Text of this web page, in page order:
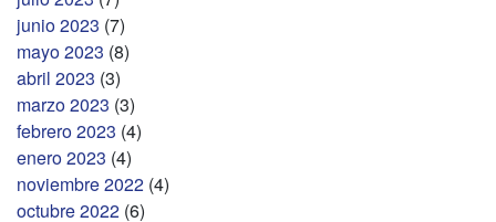
junio 2023 (7)
mayo 2023 (8)
abril 2023 (3)
marzo 2023 (3)
febrero 2023 (4)
enero 2023 (4)
noviembre 2022 (4)
octubre 2022 (6)